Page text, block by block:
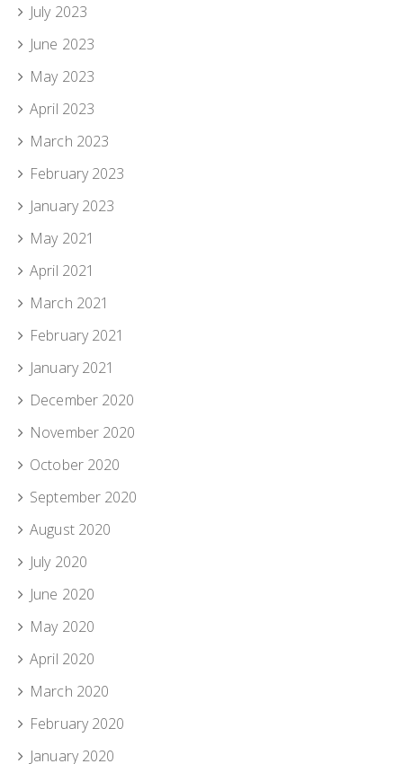
July 2023
June 2023
May 2023
April 2023
March 2023
February 2023
January 2023
May 2021
April 2021
March 2021
February 2021
January 2021
December 2020
November 2020
October 2020
September 2020
August 2020
July 2020
June 2020
May 2020
April 2020
March 2020
February 2020
January 2020